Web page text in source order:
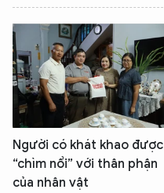
Người có khát khao được
“chìm nổi” với thân phận
của nhân vật